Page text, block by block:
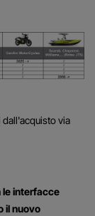
dall'acquisto via
le interfacce
il nuovo